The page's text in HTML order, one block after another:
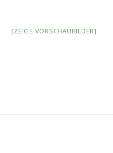
[ZEIGE VORSCHAUBILDER]